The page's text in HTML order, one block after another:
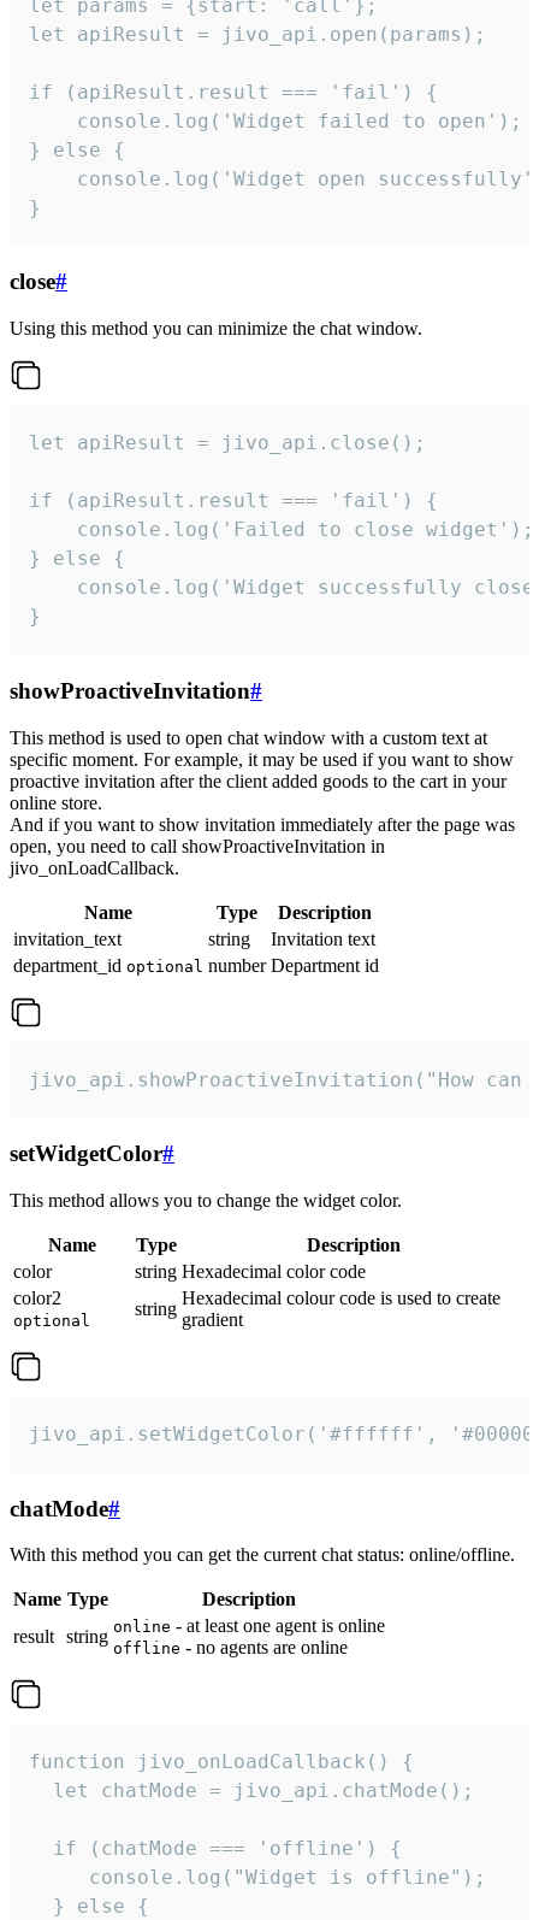
let params = {start: 'call'};
let apiResult = jivo_api.open(params);
if (apiResult.result === 'fail') {
    console.log('Widget failed to open');
} else {
console.log('Widget open
}
close#
Using this method you can minimize the chat window.
let apiResult = jivo_api.close();
if (apiResult.result === 'fail') {
    console.log('Failed to close widget');
} else {
console.log('Widget successfully
}
showProactiveInvitation#
This method is used to open chat window with a custom text at
specific moment. For example, it may be used if you want to show
proactive invitation after the client added goods to the cart in your
online store.
And if you want to show invitation immediately after the page was
open, you need to call showProactiveInvitation in
jivo_onLoadCallback.
Name Type
Description
invitation_text
string
Invitation text
department_id optional number Department id
jivo_api.showProactiveInvitation("How
setWidgetColor#
This method allows you to change the widget color.
Name Type
Description
color
string Hexadecimal color code
color2
optional
string
Hexadecimal colour code is used to create
gradient
jivo_api.setWidgetColor('#ffffff',
chatMode#
With this method you can get the current chat status: online/offline.
Name Type
Description
result string online - at least one agent is online
offline - no agents are online
function jivo_onLoadCallback() {
  let chatMode = jivo_api.chatMode();
  if (chatMode === 'offline') {
     console.log("Widget is offline");
  } else {